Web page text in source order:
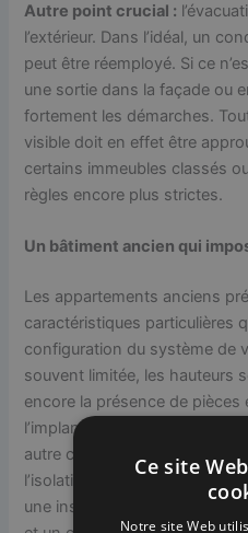
Autre point crucial :
l’extérieur. Dans l’idéal, un
peut être réemployé. Si ce
une sortie dans la façade ou
fortement les démarches.
visible doit en effet être
certains immeubles classés
règles encore plus strictes.
Un bâtiment ancien qui
Les appartements anciens
caractéristiques particulières
configuration du système de
souvent limitée, les hauteurs
encore la présence de pièces
l’implantation du réseau
autre contrainte à considérer
l’isolation acoustique est
une installation soignée,
Ce site
Notre site Web